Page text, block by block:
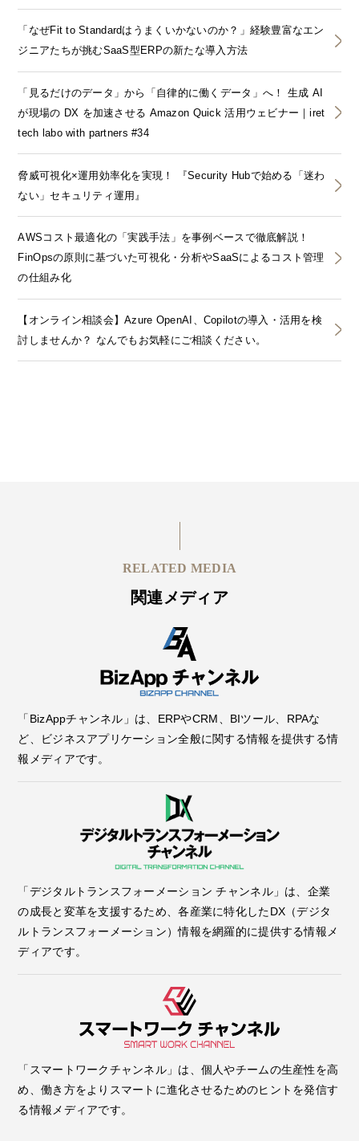
「なぜFit to Standardはうまくいかないのか？」経験豊富なエン
ジニアたちが挑むSaaS型ERPの新たな導入方法
「見るだけのデータ」から「自律的に働くデータ」へ！ 生成 AI
が現場の DX を加速させる Amazon Quick 活用ウェビナー｜iret
tech labo with partners #34
脅威可視化×運用効率化を実現！ 『Security Hubで始める「迷わ
ない」セキュリティ運用』
AWSコスト最適化の「実践手法」を事例ベースで徹底解説！
FinOpsの原則に基づいた可視化・分析やSaaSによるコスト管理
の仕組み化
【オンライン相談会】Azure OpenAI、Copilotの導入・活用を検
討しませんか？ なんでもお気軽にご相談ください。
RELATED MEDIA
関連メディア
「BizAppチャンネル」は、ERPやCRM、BIツール、RPAな
ど、ビジネスアプリケーション全般に関する情報を提供する情
報メディアです。
「デジタルトランスフォーメーション チャンネル」は、企業
の成長と変革を支援するため、各産業に特化したDX（デジタ
ルトランスフォーメーション）情報を網羅的に提供する情報メ
ディアです。
「スマートワークチャンネル」は、個人やチームの生産性を高
め、働き方をよりスマートに進化させるためのヒントを発信す
る情報メディアです。